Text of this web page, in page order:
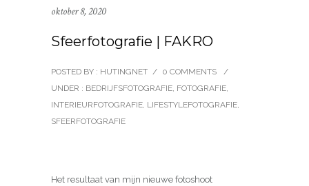
oktober 8, 2020
Sfeerfotografie | FAKRO
POSTED BY : HUTINGNET / 0 COMMENTS
/
UNDER : BEDRIJFSFOTOGRAFIE, FOTOGRAFIE,
INTERIEURFOTOGRAFIE, LIFESTYLEFOTOGRAFIE,
SFEERFOTOGRAFIE
Het resultaat van mijn nieuwe fotoshoot